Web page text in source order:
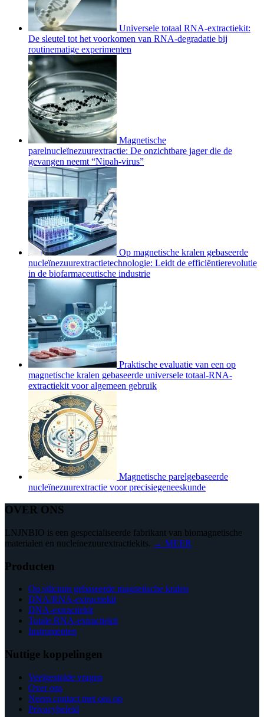
Universele totaal RNA-extractiekit:
De sleutel tot het voorkomen van RNA-degradatie bij
routinematige experimenten
Magnetische
parelnucleïnezuurextractie: De onzichtbare jager die de
gevangen neemt “Nipah-virus”
Op magnetische kralen gebaseerde
nucleïnezuurextractietechnologie: Leidt de efficiëntierevolutie
in de biofarmaceutische industrie
Praktische evaluatie van een op
magnetische kralen gebaseerde universele totaal-RNA-
extractiekit voor algemeen gebruik
Magnetische parelgebaseerde
nucleïnezuurextractie voor precisiegeneeskunde
OVER ONS
LNJNBIO is een gespecialiseerde fabrikant van biomagnetische
materialen en nucleïnezuurextractiekits. → MEER
Producten
Op silicium gebaseerde magnetische kralen
DNA/RNA-extractiekit
DNA-extractiekit
Totale RNA-extractiekit
Instrumenten
Nuttige koppelingen
Veelgestelde vragen
Over ons
Neem contact met ons op
Privacybeleid